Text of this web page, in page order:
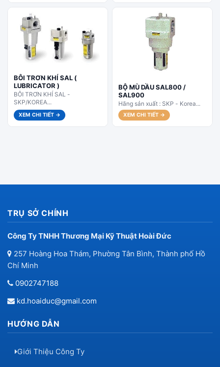
BÔI TRƠN KHÍ SAL (
LUBRICATOR )
BÔI TRƠN KHÍ SAL -
SKP/KOREA...
XEM CHI TIẾT →
BỘ MÙ DẦU SAL800 /
SAL900
Hãng sản xuất : SKP - Korea...
XEM CHI TIẾT →
TRỤ SỞ CHÍNH
Công Ty TNHH Thương Mại Kỹ Thuật Hoài Đức
257 Hoàng Hoa Thám, Phường Tân Bình, Thành phố Hồ
Chí Minh
0902747188
kd.hoaiduc@gmail.com
HƯỚNG DẪN
Giới Thiệu Công Ty